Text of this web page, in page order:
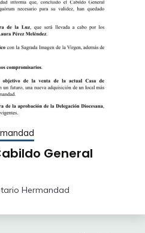
General
Hermandad